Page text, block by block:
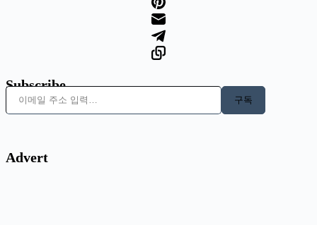
Subscribe
이메일 주소 입력…
구독
Advert